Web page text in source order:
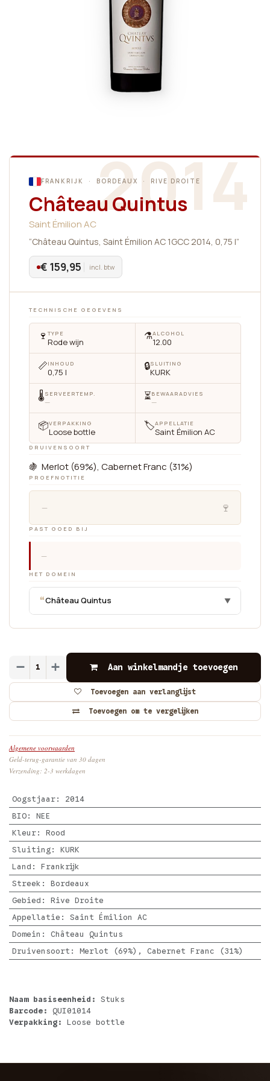
2014
FRANKRIJK · BORDEAUX · RIVE DROITE
Château Quintus
Saint Émilion AC
“Château Quintus, Saint Émilion AC 1GCC 2014, 0,75 l”
€ 159,95 incl. btw
TECHNISCHE GEGEVENS
🍷 TYPE
Rode wijn ⚗️ALCOHOL
12.00
📏INHOUD
0,75 l 🔒SLUITING
KURK
🌡SERVEERTEMP.
— ⏳BEWAARADVIES
—
📦VERPAKKING
Loose bottle 🏷APPELLATIE
Saint Émilion AC
DRUIVENSOORT
🍇 Merlot (69%), Cabernet Franc (31%)
PROEFNOTITIE
🍷
—
PAST GOED BIJ
—
HET DOMEIN
“Château Quintus ▼
Aan winkelmandje toevoegen
Toevoegen om te vergelijken
Toevoegen aan verlanglijst
Algemene voorwaarden
Geld-terug-garantie van 30 dagen
Verzending: 2-3 werkdagen
Oogstjaar: 2014
BIO: NEE
Kleur: Rood
Sluiting: KURK
Land : Frankrijk
Streek : Bordeaux
Gebied : Rive Droite
Appellatie : Saint Émilion AC
Domein : Château Quintus
Druivensoort : Merlot (69%), Cabernet Franc (31%)
Naam basiseenheid: Stuks
Barcode: QUI01014
Verpakking: Loose bottle